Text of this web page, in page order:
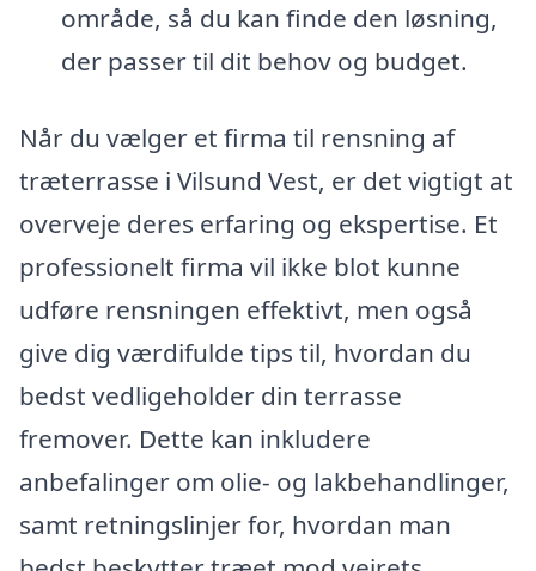
område, så du kan finde den løsning,
der passer til dit behov og budget.
Når du vælger et firma til rensning af
træterrasse i Vilsund Vest, er det vigtigt at
overveje deres erfaring og ekspertise. Et
professionelt firma vil ikke blot kunne
udføre rensningen effektivt, men også
give dig værdifulde tips til, hvordan du
bedst vedligeholder din terrasse
fremover. Dette kan inkludere
anbefalinger om olie- og lakbehandlinger,
samt retningslinjer for, hvordan man